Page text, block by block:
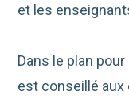
et les
Dans le plan
est conseillé